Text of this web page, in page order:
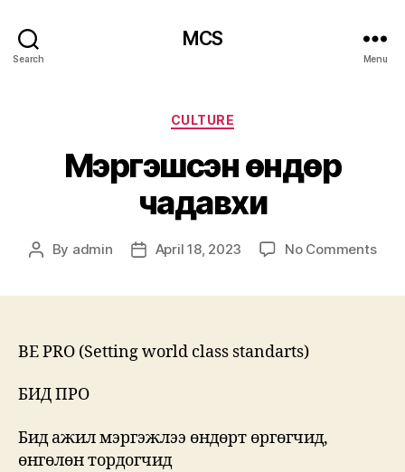
Search
MCS
Menu
Categories
CULTURE
Мэргэшсэн өндөр
чадавхи
Post
By admin
PostApril 18, 2023 No Commentson
BE PRO (Setting world class standarts)
БИД ПРО
Бид ажил мэргэжлээ өндөрт өргөгчид,
өнгөлөн тордогчид